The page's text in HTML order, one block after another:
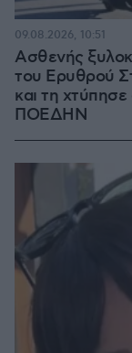
Ασθενής
του Ερυθρού
και τη χτύπησε
ΠΟΕΔΗΝ
09.08.2026, 10:51